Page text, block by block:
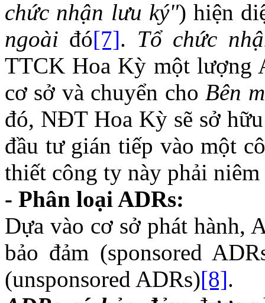
chức nhận lưu ký") hiện
ngoài đó[7]. Tổ chức
TTCK Hoa Kỳ một lượng
cơ sở và chuyển cho Bên
đó, NĐT Hoa Kỳ sẽ sở
đầu tư gián tiếp vào một
thiết công ty này phải
- Phân loại ADRs:
Dựa vào cơ sở phát hành,
bảo đảm (sponsored
(unsponsored ADRs)[8].